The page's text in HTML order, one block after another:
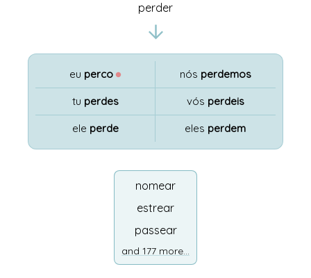
perder
eu perco ●
tu perdes
ele perde
nós perdemos
vós perdeis
eles perdem
nomear
estrear
passear
and 177 more...